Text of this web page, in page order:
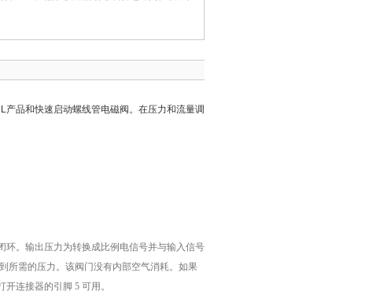
产品和快速启动螺线管电磁阀。在压力和流量调
。输出压力为转换成比例电信号并与输入信号
到所需的压力。该阀门没有内部空气消耗。如果
开连接器的引脚 5 可用。